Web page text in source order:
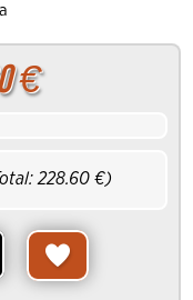
€
228.60 €)